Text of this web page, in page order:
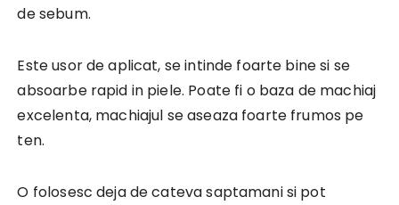
de sebum.
Este usor de aplicat, se intinde foarte bine si se
absoarbe rapid in piele. Poate fi o baza de machiaj
excelenta, machiajul se aseaza foarte frumos pe
ten.
O folosesc deja de cateva saptamani si pot